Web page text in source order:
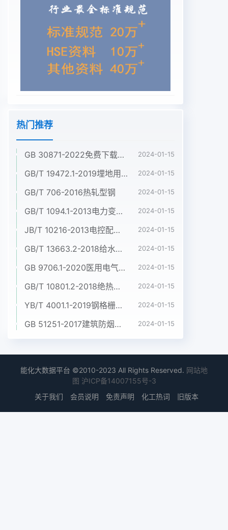
热门推荐
GB 30871-2022免费下载危险化学品企业特殊作业安全规范 2024-01-15
GB/T 19472.1-2019埋地用聚乙烯(PE)结构壁管道系统 第1部分:聚乙烯双壁波纹管材 2024-01-15
GB/T 706-2016热轧型钢 2024-01-15
GB/T 1094.1-2013电力变压器 第1部分:总则 2024-01-15
JB/T 10216-2013电控配电用电缆桥架 2024-01-15
GB/T 13663.2-2018给水用聚乙烯(PE)管道系统 第2部分:管材 2024-01-15
GB 9706.1-2020医用电气设备 第1部分:基本安全和基本性能的通用要求 2024-01-15
GB/T 10801.2-2018绝热用挤塑聚苯乙烯泡沫塑料(XPS) 2024-01-15
YB/T 4001.1-2019钢格栅板及配套件 第1部分:钢格栅板 2024-01-15
GB 51251-2017建筑防烟排烟系统技术标准 2024-01-15
能化大数据平台 ©2010-2023 All Rights Reserved. 网站地
图 沪ICP备14007155号-3
关于我们
会员说明 免责声明 化工热词 旧版本